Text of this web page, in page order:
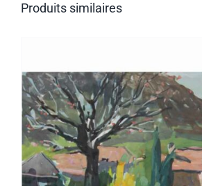
Produits similaires